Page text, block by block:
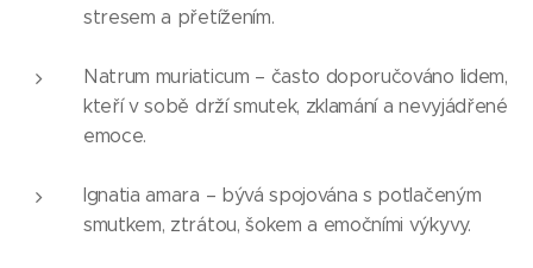
stresem a přetížením.
Natrum muriaticum – často doporučováno lidem,
kteří v sobě drží smutek, zklamání a nevyjádřené
emoce.
Ignatia amara – bývá spojována s potlačeným
smutkem, ztrátou, šokem a emočními výkyvy.